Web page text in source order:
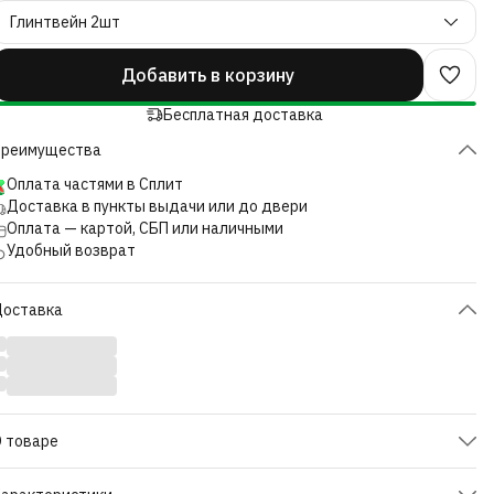
Глинтвейн 2шт
Добавить в корзину
Бесплатная доставка
Оплата частями в Сплит
Доставка в пункты выдачи или до двери
Оплата — картой, СБП или наличными
Удобный возврат
товаре